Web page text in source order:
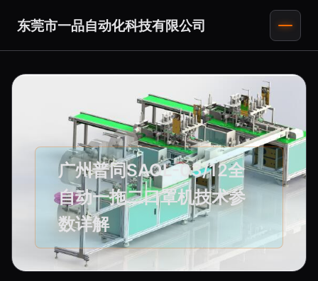
东莞市一品自动化科技有限公司
广州普同SAOL-03/12全
自动一拖二口罩机技术参
数详解